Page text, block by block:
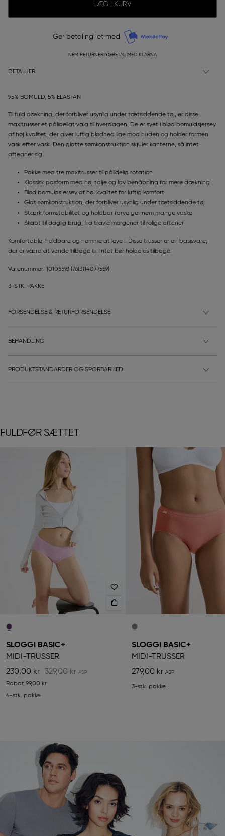
LÆG I KURV
Gør betaling let med
NEM RETURNERINGBETAL MED KLARNA
DETALJER
95% BOMULD, 5% ELASTAN
Til fuld dækning, der forbliver usynlig under tætsiddende tøj, er disse
maxitrusser et pålideligt valg til hverdagen. De er syet i blød bomuldsjersey
af høj kvalitet, der giver luftig blødhed lige mod huden og holder formen
vask efter vask. Den glatte sømkonstruktion skjuler kanterne, så intet
aftegner sig.
Pakke med tre maxitrusser til pålidelig rotation
Klassisk pasform med høj talje og lav benåbning for mere dækning
Blød bomuldsjersey af høj kvalitet for luftig komfort
Glat sømkonstruktion, der forbliver usynlig under tætsiddende tøj
Stærk formstabilitet og holdbar farve gennem mange vaske
Skabt til daglig brug, fra travle morgener til rolige aftener
Komfortable, holdbare og nemme at leve i. Disse trusser er en basisvare,
der er værd at vende tilbage til. Intet bør holde os tilbage.
Varenummer: 10105593 (7613114077559)
3-STK. PAKKE
FORSENDELSE & RETURFORSENDELSE
BEHANDLING
PRODUKTSTANDARDER OG SPORBARHED
FULDFØR SÆTTET
SLOGGI BASIC+
MIDI-TRUSSER
230,00 kr
329,00 kr
Rabat 99,00 kr
4-stk. pakke
SLOGGI BASIC+
MIDI-TRUSSER
279,00 kr
3-stk. pakke